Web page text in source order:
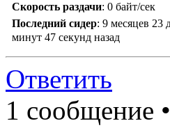
Скорость раздачи: 0 байт/сек
Последний сидер: 9 месяцев 23
минут 47 секунд назад
Ответить
1 сообщение